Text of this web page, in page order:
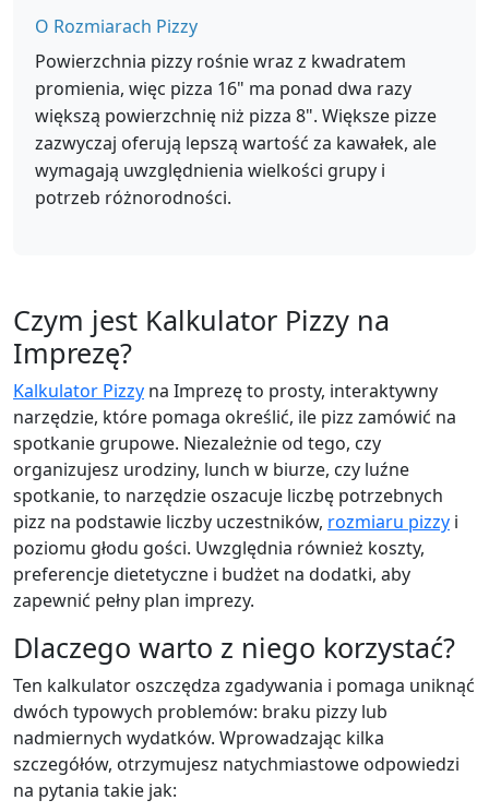
O Rozmiarach Pizzy
Powierzchnia pizzy rośnie wraz z kwadratem
promienia, więc pizza 16" ma ponad dwa razy
większą powierzchnię niż pizza 8". Większe pizze
zazwyczaj oferują lepszą wartość za kawałek, ale
wymagają uwzględnienia wielkości grupy i
potrzeb różnorodności.
Czym jest Kalkulator Pizzy na
Imprezę?
Kalkulator Pizzy na Imprezę to prosty, interaktywny
narzędzie, które pomaga określić, ile pizz zamówić na
spotkanie grupowe. Niezależnie od tego, czy
organizujesz urodziny, lunch w biurze, czy luźne
spotkanie, to narzędzie oszacuje liczbę potrzebnych
pizz na podstawie liczby uczestników, rozmiaru pizzy i
poziomu głodu gości. Uwzględnia również koszty,
preferencje dietetyczne i budżet na dodatki, aby
zapewnić pełny plan imprezy.
Dlaczego warto z niego korzystać?
Ten kalkulator oszczędza zgadywania i pomaga uniknąć
dwóch typowych problemów: braku pizzy lub
nadmiernych wydatków. Wprowadzając kilka
szczegółów, otrzymujesz natychmiastowe odpowiedzi
na pytania takie jak: